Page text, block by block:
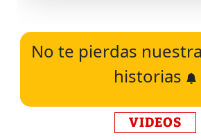
No te pierdas
historias
VIDEOS